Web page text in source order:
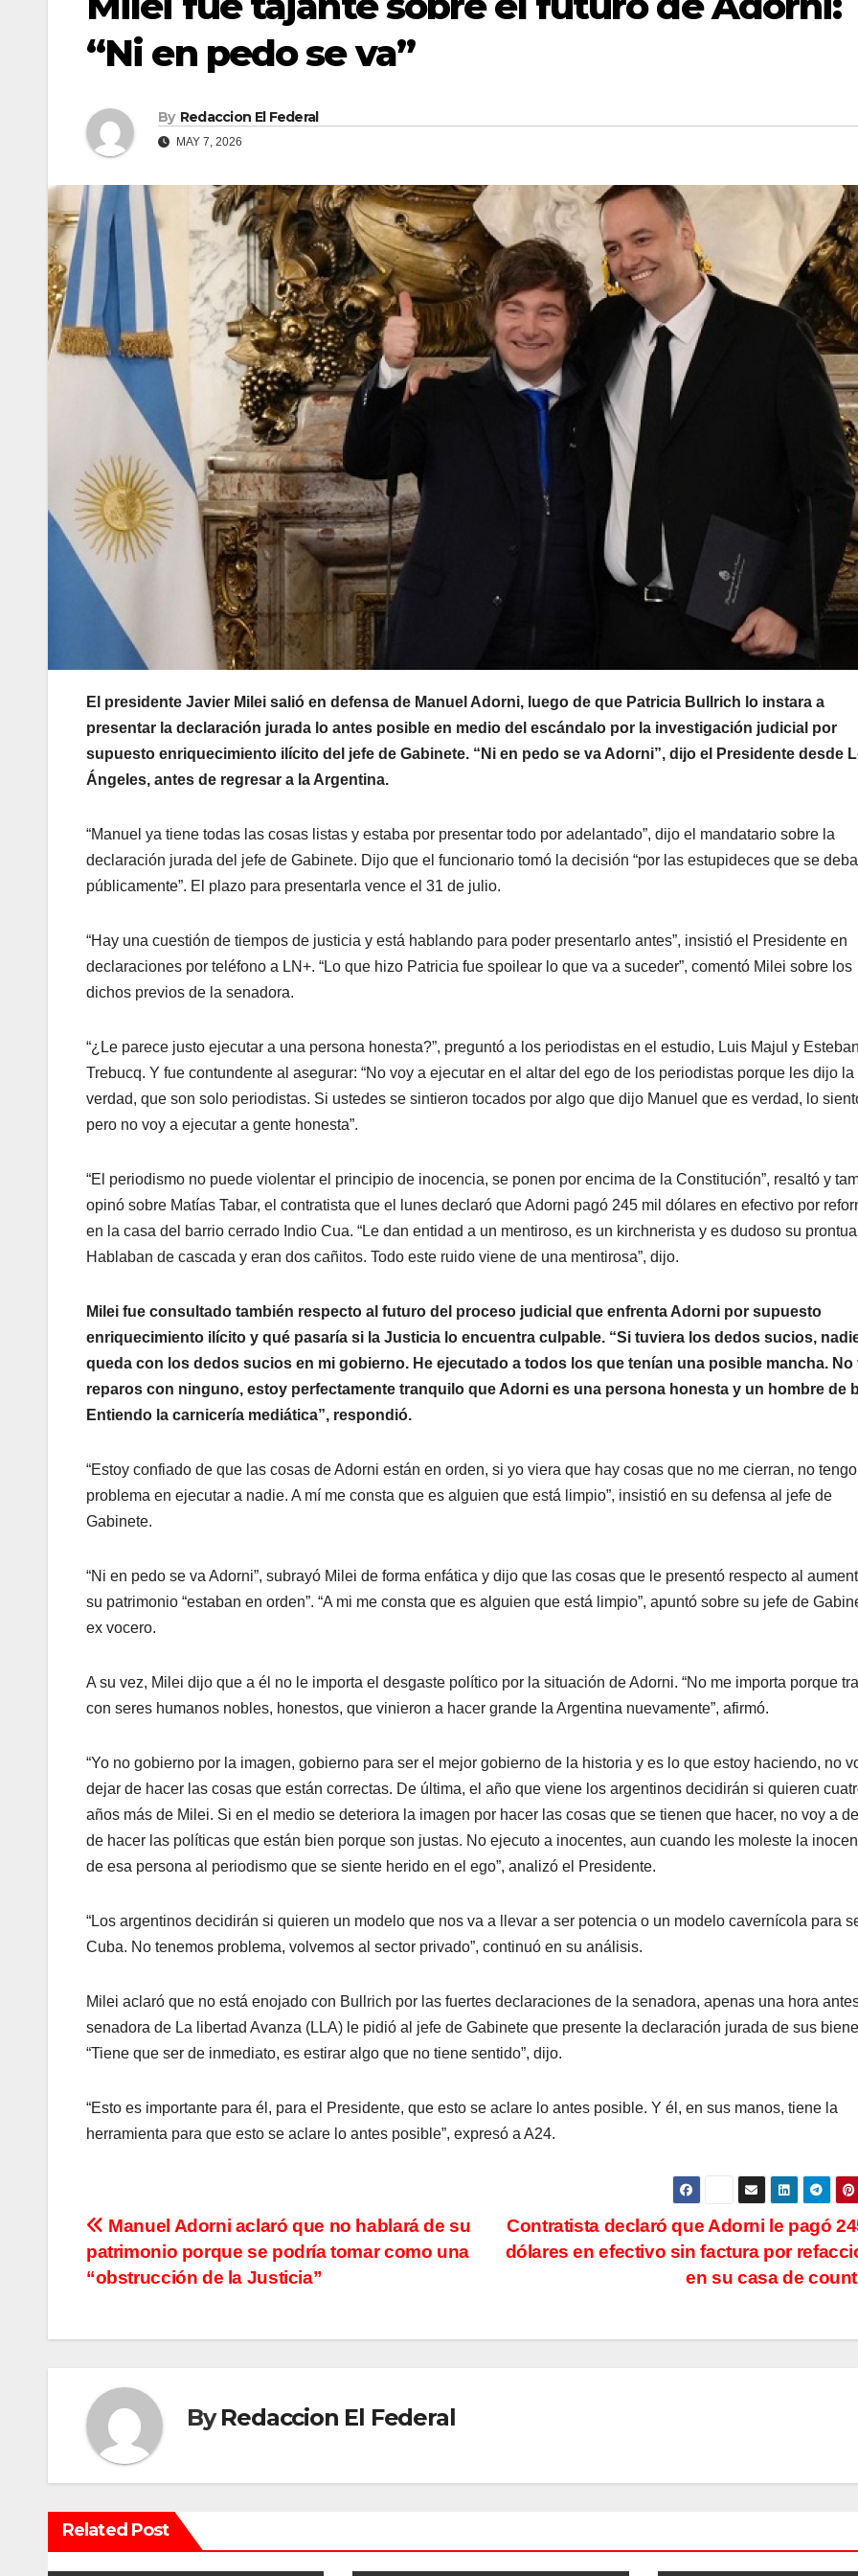
“Ni en pedo se va”
By Redaccion El Federal
MAY 7, 2026
El presidente Javier Milei salió en defensa de Manuel Adorni, luego de que Patricia Bullrich lo instara a
presentar la declaración jurada lo antes posible en medio del escándalo por la investigación judicial por
supuesto enriquecimiento ilícito del jefe de Gabinete. “Ni en pedo se va Adorni”, dijo el Presidente desde
Ángeles, antes de regresar a la Argentina.
“Manuel ya tiene todas las cosas listas y estaba por presentar todo por adelantado”, dijo el mandatario sobre la
declaración jurada del jefe de Gabinete. Dijo que el funcionario tomó la decisión “por las estupideces que se
públicamente”. El plazo para presentarla vence el 31 de julio.
“Hay una cuestión de tiempos de justicia y está hablando para poder presentarlo antes”, insistió el Presidente en
declaraciones por teléfono a LN+. “Lo que hizo Patricia fue spoilear lo que va a suceder”, comentó Milei sobre los
dichos previos de la senadora.
“¿Le parece justo ejecutar a una persona honesta?”, preguntó a los periodistas en el estudio, Luis Majul y
Trebucq. Y fue contundente al asegurar: “No voy a ejecutar en el altar del ego de los periodistas porque les dijo la
verdad, que son solo periodistas. Si ustedes se sintieron tocados por algo que dijo Manuel que es verdad, lo
pero no voy a ejecutar a gente honesta”.
“El periodismo no puede violentar el principio de inocencia, se ponen por encima de la Constitución”, resaltó y
opinó sobre Matías Tabar, el contratista que el lunes declaró que Adorni pagó 245 mil dólares en efectivo por
en la casa del barrio cerrado Indio Cua. “Le dan entidad a un mentiroso, es un kirchnerista y es dudoso su
Hablaban de cascada y eran dos cañitos. Todo este ruido viene de una mentirosa”, dijo.
Milei fue consultado también respecto al futuro del proceso judicial que enfrenta Adorni por supuesto
enriquecimiento ilícito y qué pasaría si la Justicia lo encuentra culpable. “Si tuviera los dedos sucios,
queda con los dedos sucios en mi gobierno. He ejecutado a todos los que tenían una posible mancha. No
reparos con ninguno, estoy perfectamente tranquilo que Adorni es una persona honesta y un hombre de
Entiendo la carnicería mediática”, respondió.
“Estoy confiado de que las cosas de Adorni están en orden, si yo viera que hay cosas que no me cierran, no tengo
problema en ejecutar a nadie. A mí me consta que es alguien que está limpio”, insistió en su defensa al jefe de
Gabinete.
“Ni en pedo se va Adorni”, subrayó Milei de forma enfática y dijo que las cosas que le presentó respecto al
su patrimonio “estaban en orden”. “A mi me consta que es alguien que está limpio”, apuntó sobre su jefe de
ex vocero.
A su vez, Milei dijo que a él no le importa el desgaste político por la situación de Adorni. “No me importa porque
con seres humanos nobles, honestos, que vinieron a hacer grande la Argentina nuevamente”, afirmó.
“Yo no gobierno por la imagen, gobierno para ser el mejor gobierno de la historia y es lo que estoy haciendo, no
dejar de hacer las cosas que están correctas. De última, el año que viene los argentinos decidirán si quieren
años más de Milei. Si en el medio se deteriora la imagen por hacer las cosas que se tienen que hacer, no voy a
de hacer las políticas que están bien porque son justas. No ejecuto a inocentes, aun cuando les moleste la
de esa persona al periodismo que se siente herido en el ego”, analizó el Presidente.
“Los argentinos decidirán si quieren un modelo que nos va a llevar a ser potencia o un modelo cavernícola para
Cuba. No tenemos problema, volvemos al sector privado”, continuó en su análisis.
Milei aclaró que no está enojado con Bullrich por las fuertes declaraciones de la senadora, apenas una hora
senadora de La libertad Avanza (LLA) le pidió al jefe de Gabinete que presente la declaración jurada de sus
“Tiene que ser de inmediato, es estirar algo que no tiene sentido”, dijo.
“Esto es importante para él, para el Presidente, que esto se aclare lo antes posible. Y él, en sus manos, tiene la
herramienta para que esto se aclare lo antes posible”, expresó a A24.
N
a
e
g
a
c
i
ó
Contratista declaró que Adorni le pagó
dólares en efectivo sin factura por
en su casa de
Manuel Adorni aclaró que no hablará de su
patrimonio porque se podría tomar como una
“obstrucción de la Justicia”
ByRedaccion El Federal
Related Post